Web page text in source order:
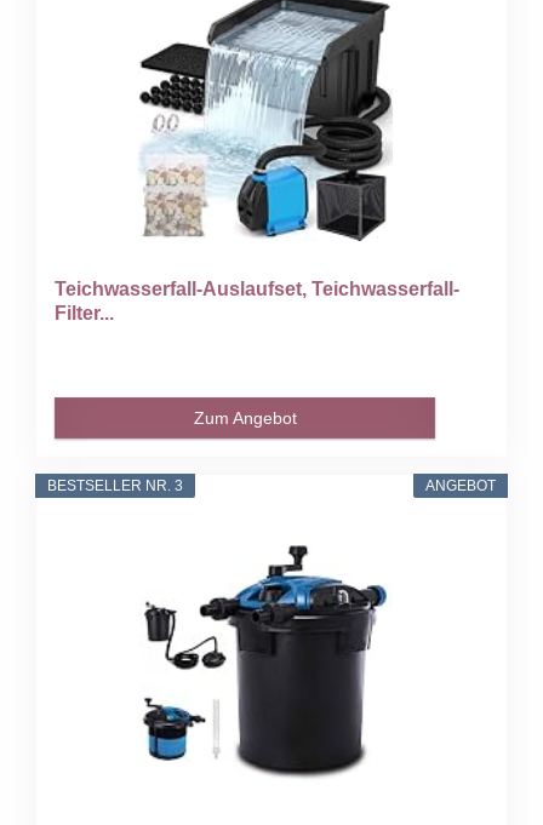
Teichwasserfall-Auslaufset, Teichwasserfall-
Filter...
Zum Angebot
ANGEBOT
BESTSELLER NR. 3